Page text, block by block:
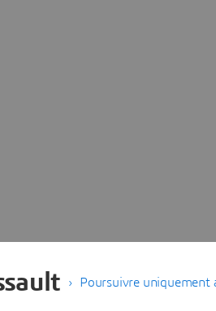
Poursuivre uniquement